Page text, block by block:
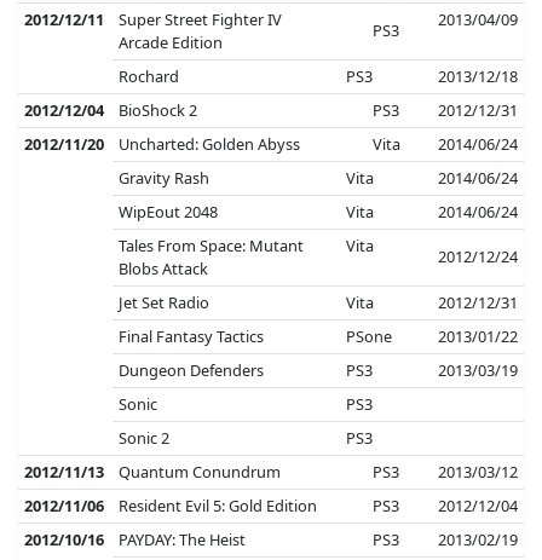
2012/12/11
Super Street Fighter IV
Arcade Edition
PS3 2013/04/09
Rochard PS3
2013/12/18
2012/12/04
BioShock 2 PS3
2012/12/31
2012/11/20
Uncharted: Golden Abyss Vita
2014/06/24
Gravity Rash
Vita
2014/06/24
WipEout 2048
Vita
2014/06/24
Tales From Space: Mutant
Blobs Attack
Vita 2012/12/24
Jet Set Radio Vita
2012/12/31
Final Fantasy Tactics
PSone
2013/01/22
Dungeon Defenders
PS3
2013/03/19
Sonic
PS3
Sonic 2
PS3
2012/11/13
Quantum Conundrum PS3
2013/03/12
2012/11/06
Resident Evil 5: Gold Edition PS3
2012/12/04
2012/10/16
PAYDAY: The Heist PS3
2013/02/19